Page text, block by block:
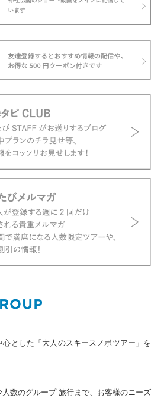
心とした「大人のスキースノボツアー」を
数のグループ 旅行まで、お客様のニーズ